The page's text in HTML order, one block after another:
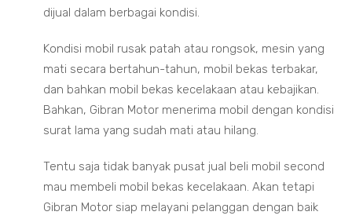
dijual dalam berbagai kondisi.
Kondisi mobil rusak patah atau rongsok, mesin yang
mati secara bertahun-tahun, mobil bekas terbakar,
dan bahkan mobil bekas kecelakaan atau kebajikan.
Bahkan, Gibran Motor menerima mobil dengan kondisi
surat lama yang sudah mati atau hilang.
Tentu saja tidak banyak pusat jual beli mobil second
mau membeli mobil bekas kecelakaan. Akan tetapi
Gibran Motor siap melayani pelanggan dengan baik